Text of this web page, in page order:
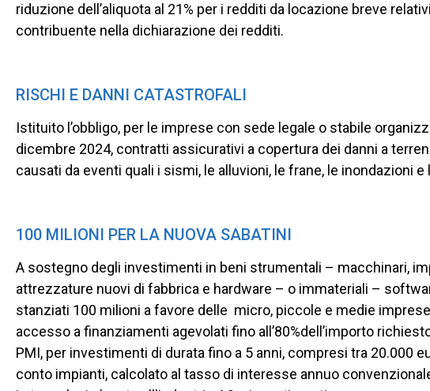
riduzione dell’aliquota al 21% per i redditi da locazione breve
contribuente nella dichiarazione dei redditi.
RISCHI E DANNI CATASTROFALI
Istituito l’obbligo, per le imprese con sede legale o stabile
dicembre 2024, contratti assicurativi a copertura dei danni a
causati da eventi quali i sismi, le alluvioni, le frane, le inondazioni e
100 MILIONI PER LA NUOVA SABATINI
A sostegno degli investimenti in beni strumentali – macchinari,
attrezzature nuovi di fabbrica e hardware – o immateriali –
stanziati 100 milioni a favore delle micro, piccole e medie
accesso a finanziamenti agevolati fino all’80%dell’importo
PMI, per investimenti di durata fino a 5 anni, compresi tra 20.000
conto impianti, calcolato al tasso di interesse annuo